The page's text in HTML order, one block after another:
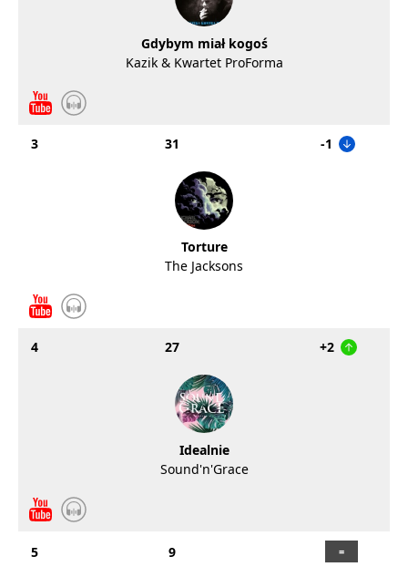
Gdybym miał kogoś
Kazik & Kwartet ProForma
3 31 -1
Torture
The Jacksons
4 27 +2
Idealnie
Sound'n'Grace
5 9